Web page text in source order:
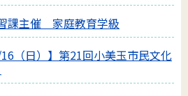
課主催 家庭教育学級
（日）】第21回小美玉市民文化